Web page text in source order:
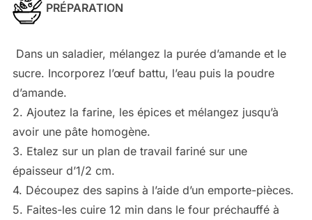
PRÉPARATION
Dans un saladier, mélangez la purée d’amande et le
sucre. Incorporez l’œuf battu, l’eau puis la poudre
d’amande.
2. Ajoutez la farine, les épices et mélangez jusqu’à
avoir une pâte homogène.
3. Etalez sur un plan de travail fariné sur une
épaisseur d’1/2 cm.
4. Découpez des sapins à l’aide d’un emporte-pièces.
5. Faites-les cuire 12 min dans le four préchauffé à